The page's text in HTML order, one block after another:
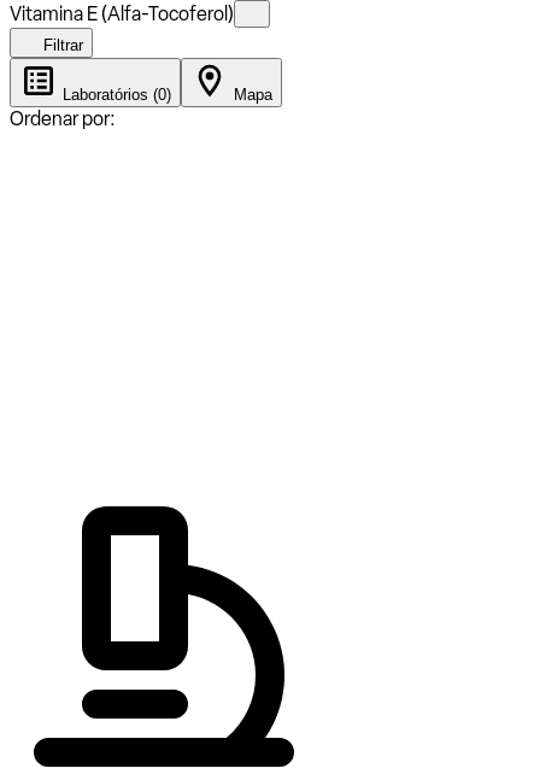
Vitamina E (Alfa-Tocoferol)
Filtrar
Laboratórios (0) Mapa
Ordenar por: